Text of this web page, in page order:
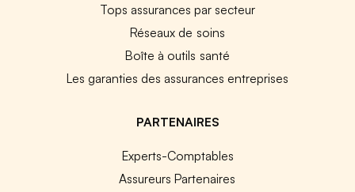
Tops assurances par secteur
Réseaux de soins
Boîte à outils santé
Les garanties des assurances entreprises
PARTENAIRES
Experts-Comptables
Assureurs Partenaires